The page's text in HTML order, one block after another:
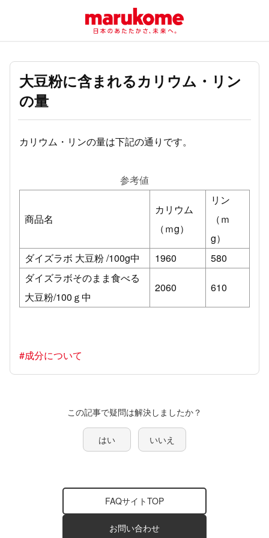
大豆粉に含まれるカリウム・リン
の量
カリウム・リンの量は下記の通りです。
参考値
商品名
カリウム
（ｍg）
リン
（ｍ
g）
ダイズラボ 大豆粉 /100g中
1960
580
ダイズラボそのまま食べる
大豆粉/100ｇ中
2060 610
#成分について
この記事で疑問は解決しましたか？
はい いいえ
FAQサイトTOP
お問い合わせ